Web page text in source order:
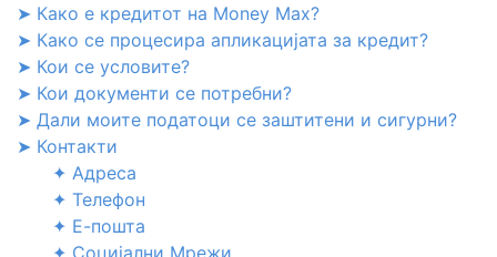
➤ Како е кредитот на Money Max?
➤ Како се процесира апликацијата за кредит?
➤ Кои се условите?
➤ Кои документи се потребни?
➤ Дали моите податоци се заштитени и сигурни?
➤ Контакти
✦ Адреса
✦ Телефон
✦ Е-пошта
✦ Социјални Мрежи